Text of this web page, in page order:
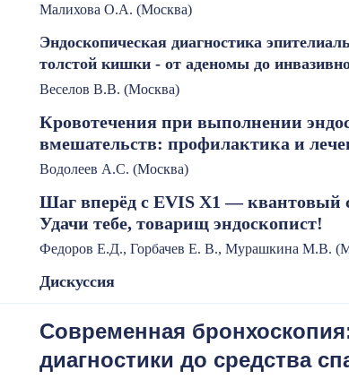
Малихова О.А. (Москва)
Эндоскопическая диагностика
толстой кишки - от аденомы до
Веселов В.В. (Москва)
Кровотечения при выполнении
вмешательств: профилактика и
Водолеев А.С. (Москва)
Шаг вперёд с EVIS X1 — квантовый
Удачи тебе, товарищ эндоскопист!
Федоров Е.Д., Горбачев Е. В., Мурашкина М.В.
Дискуссия
Современная
диагностики до средства